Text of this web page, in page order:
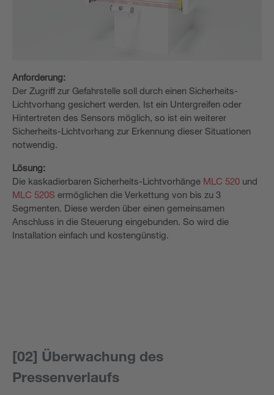
Anforderung:
Der Zugriff zur Gefahrstelle soll durch einen Sicherheits-
Lichtvorhang gesichert werden. Ist ein Untergreifen oder
Hintertreten des Sensors möglich, so ist ein weiterer
Sicherheits-Lichtvorhang zur Erkennung dieser Situationen
notwendig.
Lösung:
Die kaskadierbaren Sicherheits-Lichtvorhänge MLC 520 und
MLC 520­S ermöglichen die Verkettung von bis zu 3
Segmenten. Diese werden über einen gemeinsamen
Anschluss in die Steuerung eingebunden. So wird die
Installation einfach und kostengünstig.
[02] Überwachung des
Pressenverlaufs